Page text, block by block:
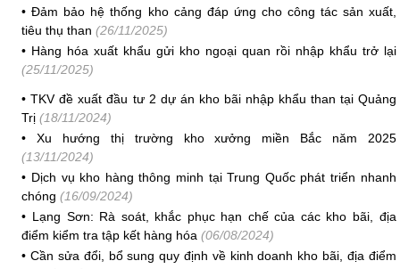
•Đảm bảo hệ thống kho cảng đáp ứng cho công tác sản xuất,
tiêu thụ than (26/11/2025)
• Hàng hóa xuất khẩu gửi kho ngoại quan rồi nhập khẩu trở lại
(25/11/2025)
•TKV đề xuất đầu tư 2 dự án kho bãi nhập khẩu than tại Quảng
Trị (18/11/2024)
•Xu hướng thị trường kho xưởng miền Bắc năm 2025
(13/11/2024)
• Dịch vụ kho hàng thông minh tại Trung Quốc phát triển nhanh
chóng (16/09/2024)
• Lạng Sơn: Rà soát, khắc phục hạn chế của các kho bãi, địa
điểm kiểm tra tập kết hàng hóa (06/08/2024)
•Cần sửa đổi, bổ sung quy định về kinh doanh kho bãi, địa điểm